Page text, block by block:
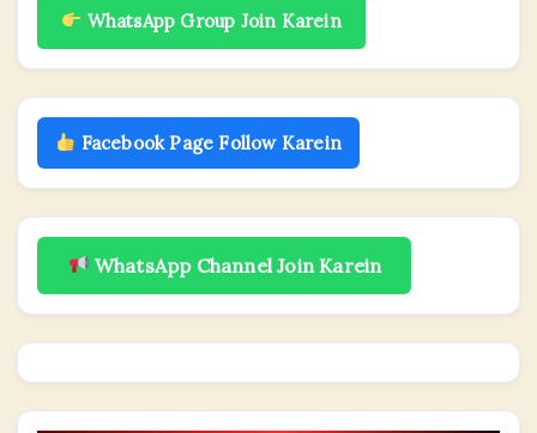
WhatsApp Group Join Karein
Facebook Page Follow Karein
WhatsApp Channel Join Karein